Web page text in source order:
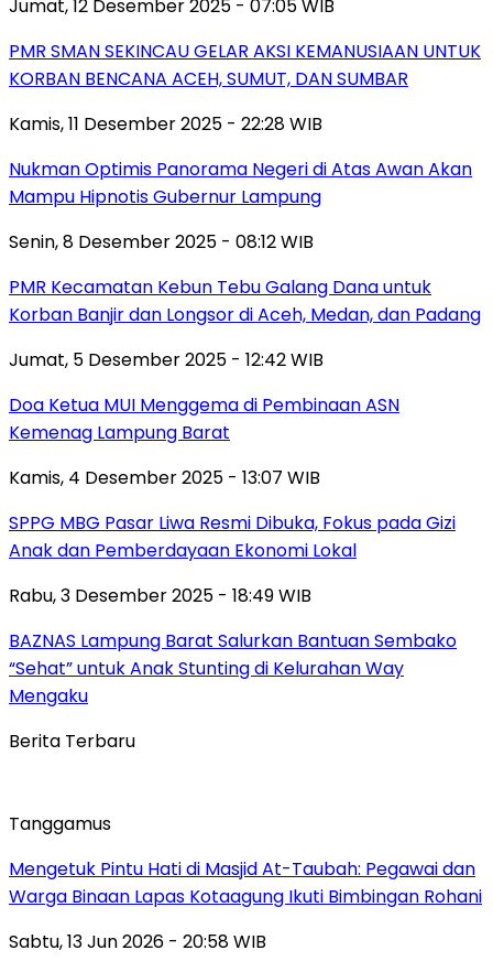
Jumat, 12 Desember 2025 - 07:05 WIB
PMR SMAN SEKINCAU GELAR AKSI KEMANUSIAAN UNTUK
KORBAN BENCANA ACEH, SUMUT, DAN SUMBAR
Kamis, 11 Desember 2025 - 22:28 WIB
Nukman Optimis Panorama Negeri di Atas Awan Akan
Mampu Hipnotis Gubernur Lampung
Senin, 8 Desember 2025 - 08:12 WIB
PMR Kecamatan Kebun Tebu Galang Dana untuk
Korban Banjir dan Longsor di Aceh, Medan, dan Padang
Jumat, 5 Desember 2025 - 12:42 WIB
Doa Ketua MUI Menggema di Pembinaan ASN
Kemenag Lampung Barat
Kamis, 4 Desember 2025 - 13:07 WIB
SPPG MBG Pasar Liwa Resmi Dibuka, Fokus pada Gizi
Anak dan Pemberdayaan Ekonomi Lokal
Rabu, 3 Desember 2025 - 18:49 WIB
BAZNAS Lampung Barat Salurkan Bantuan Sembako
“Sehat” untuk Anak Stunting di Kelurahan Way
Mengaku
Berita Terbaru
Tanggamus
Mengetuk Pintu Hati di Masjid At-Taubah: Pegawai dan
Warga Binaan Lapas Kotaagung Ikuti Bimbingan Rohani
Sabtu, 13 Jun 2026 - 20:58 WIB